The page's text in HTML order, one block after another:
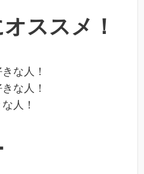
ススメ！
な人！
な人！
人！